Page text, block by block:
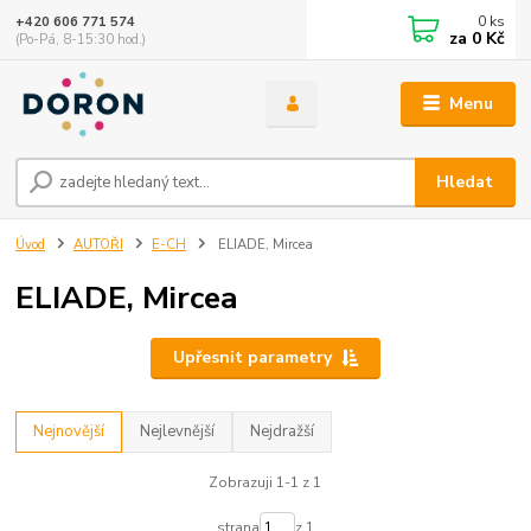
Menu
Hledat
+420 606 771 574
(Po-Pá, 8-15:30 hod.)
0 ks
za 0 Kč
Úvod AUTOŘI E-CH ELIADE, Mircea
ELIADE, Mircea
Upřesnit parametry
Nejnovější Nejlevnější Nejdražší
Zobrazuji 1-1 z 1